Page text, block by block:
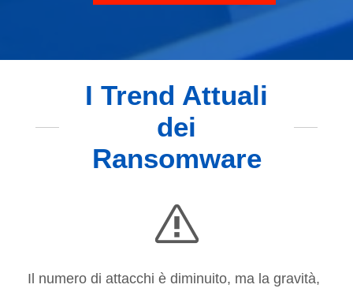
I Trend Attuali
dei
Ransomware
Il numero di attacchi è diminuito, ma la gravità,